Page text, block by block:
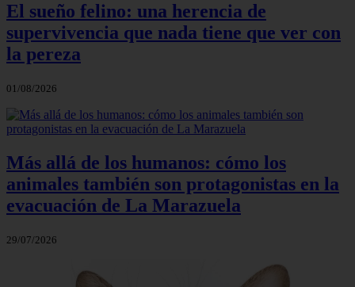
El sueño felino: una herencia de
supervivencia que nada tiene que ver con
la pereza
01/08/2026
Más allá de los humanos: cómo los
animales también son protagonistas en la
evacuación de La Marazuela
29/07/2026